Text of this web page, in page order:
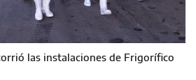
las instalaciones de Frigorífico